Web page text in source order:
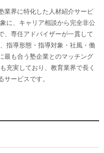
業界に特化した人材紹介サービ
に、キャリア相談から完全非公
、専任アドバイザーが一貫して
指導形態・指導対象・社風・働
最も合う塾企業とのマッチング
充実しており、教育業界で長く
ービスです。